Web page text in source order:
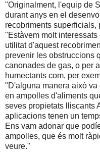
"Originalment, l'equip de
durant anys en el
recobriments superficials,
"Estàvem molt interessats
utilitatd'aquest
prevenir les obstruccions
canonades de gas, o per
humectants com, per
"D'alguna manera això va
en ampolles d'aliments
seves propietats
lliscants
aplicacions tenen un
Ens vam adonar que
ampolles, que és molt
veure."